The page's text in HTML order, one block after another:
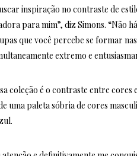
inspiração no contraste de
para mim”, diz Simons. “Não
que você percebe se formar
extremo e
coleção é o contraste entre
uma paleta sóbria de cores